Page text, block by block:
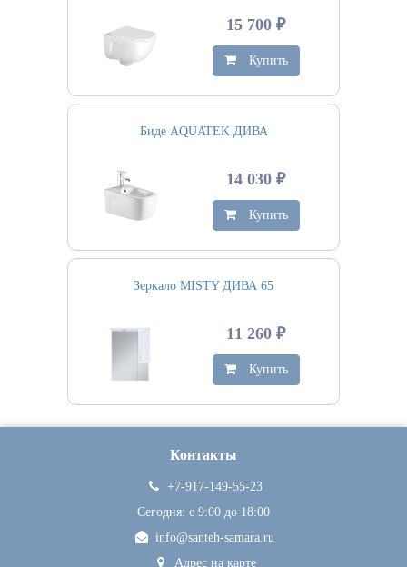
15 700 ₽
Купить
Биде AQUATEK ДИВА
14 030 ₽
Купить
Зеркало MISTY ДИВА 65
11 260 ₽
Купить
Контакты
+7-917-149-55-23
Сегодня: c 9:00 до 18:00
info@santeh-samara.ru
Адрес на карте